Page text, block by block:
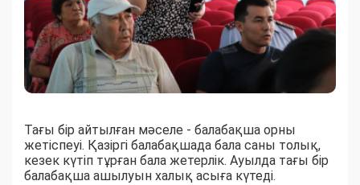
Тағы бір айтылған мәселе - балабақша орны
жетіспеуі. Қазіргі балабақшада бала саны толық,
кезек күтіп тұрған бала жетерлік. Ауылда тағы бір
балабақша ашылуын халық асыға күтеді.